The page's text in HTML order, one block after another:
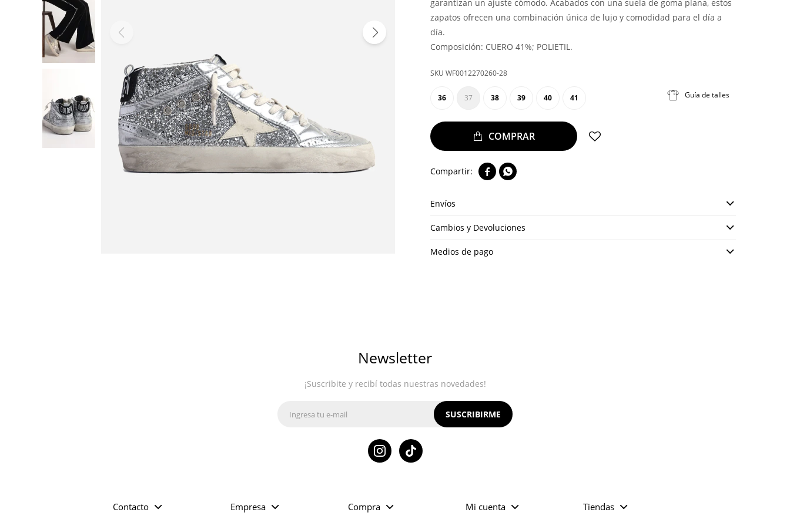
garantizan un ajuste cómodo. Acabados con una suela de goma plana, estos
zapatos ofrecen una combinación única de lujo y comodidad para el día a
día.
Composición: CUERO 41%; POLIETIL.
WF0012270260-28
36 37 38 39 40 41 Guía de talles
 
Envíos
Cambios y Devoluciones
Medios de pago
Contacto Empresa Compra Mi cuenta Tiendas
Newsletter
¡Suscribite y recibí todas nuestras novedades!
SUSCRIBIRME
